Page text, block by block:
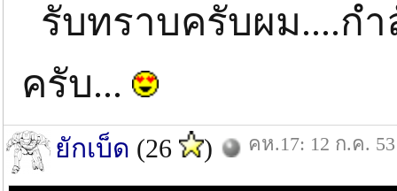
รับทราบครับผม....กำ
ครับ...
ยักเบ็ด (26 ) คห.17: 12 ก.ค. 53